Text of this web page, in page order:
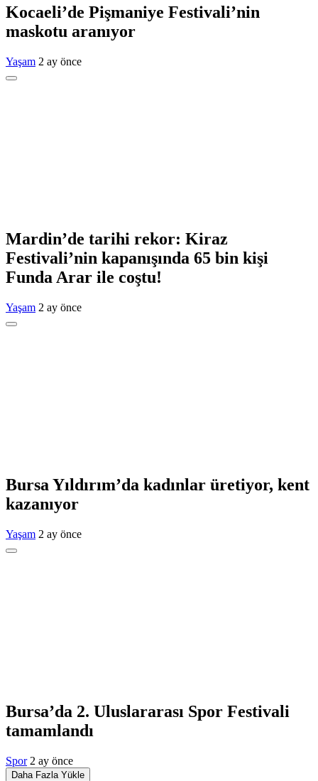
Kocaeli’de Pişmaniye Festivali’nin
maskotu aranıyor
Yaşam 2 ay önce
Mardin’de tarihi rekor: Kiraz
Festivali’nin kapanışında 65 bin kişi
Funda Arar ile coştu!
Yaşam 2 ay önce
Bursa Yıldırım’da kadınlar üretiyor, kent
kazanıyor
Yaşam 2 ay önce
Bursa’da 2. Uluslararası Spor Festivali
tamamlandı
Spor 2 ay önce
Daha Fazla Yükle